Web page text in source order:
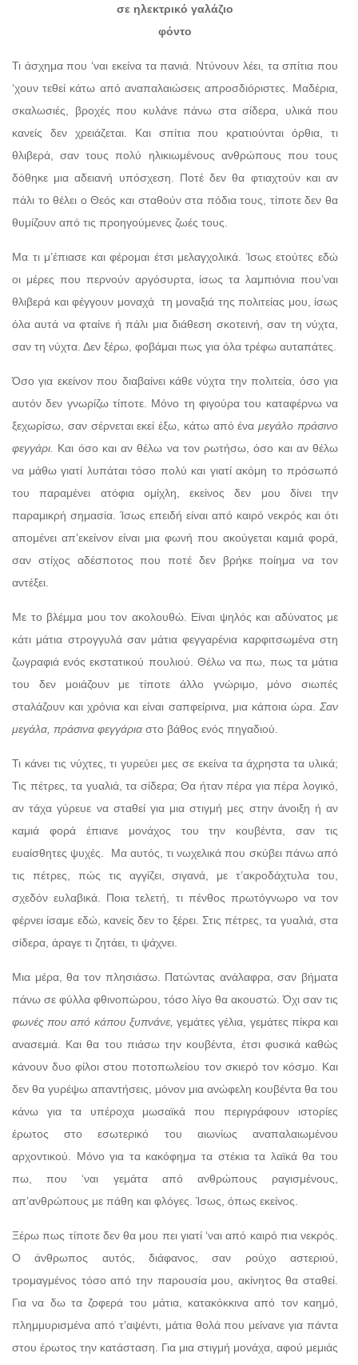
σε ηλεκτρικό γαλάζιο
φόντο
Τι άσχημα που ‘ναι εκείνα τα πανιά. Ντύνουν λέει, τα σπίτια που
‘χουν τεθεί κάτω από αναπαλαιώσεις απροσδιόριστες. Μαδέρια,
σκαλωσιές, βροχές που κυλάνε πάνω στα σίδερα, υλικά που
κανείς δεν χρειάζεται. Και σπίτια που κρατιούνται όρθια, τι
θλιβερά, σαν τους πολύ ηλικιωμένους ανθρώπους που τους
δόθηκε μια αδειανή υπόσχεση. Ποτέ δεν θα φτιαχτούν και αν
πάλι το θέλει ο Θεός και σταθούν στα πόδια τους, τίποτε δεν θα
θυμίζουν από τις προηγούμενες ζωές τους.
Μα τι μ’έπιασε και φέρομαι έτσι μελαγχολικά. Ίσως ετούτες εδώ
οι μέρες που περνούν αργόσυρτα, ίσως τα λαμπιόνια που’ναι
θλιβερά και φέγγουν μοναχά τη μοναξιά της πολιτείας μου, ίσως
όλα αυτά να φταίνε ή πάλι μια διάθεση σκοτεινή, σαν τη νύχτα,
σαν τη νύχτα. Δεν ξέρω, φοβάμαι πως για όλα τρέφω αυταπάτες.
Όσο για εκείνον που διαβαίνει κάθε νύχτα την πολιτεία, όσο για
αυτόν δεν γνωρίζω τίποτε. Μόνο τη φιγούρα του καταφέρνω να
ξεχωρίσω, σαν σέρνεται εκεί έξω, κάτω από έναμεγάλο πράσινο
φεγγάρι. Και όσο και αν θέλω να τον ρωτήσω, όσο και αν θέλω
να μάθω γιατί λυπάται τόσο πολύ και γιατί ακόμη το πρόσωπό
του παραμένει ατόφια ομίχλη, εκείνος δεν μου δίνει την
παραμικρή σημασία. Ίσως επειδή είναι από καιρό νεκρός και ότι
απομένει απ’εκείνον είναι μια φωνή που ακούγεται καμιά φορά,
σαν στίχος αδέσποτος που ποτέ δεν βρήκε ποίημα να τον
αντέξει.
Με το βλέμμα μου τον ακολουθώ. Είναι ψηλός και αδύνατος με
κάτι μάτια στρογγυλά σαν μάτια φεγγαρένια καρφιτσωμένα στη
ζωγραφιά ενός εκστατικού πουλιού. Θέλω να πω, πως τα μάτια
του δεν μοιάζουν με τίποτε άλλο γνώριμο, μόνο σιωπές
σταλάζουν και χρόνια και είναι σαπφείρινα, μια κάποια ώρα. Σαν
μεγάλα, πράσινα φεγγάρια στο βάθος ενός πηγαδιού.
Τι κάνει τις νύχτες, τι γυρεύει μες σε εκείνα τα άχρηστα τα υλικά;
Τις πέτρες, τα γυαλιά, τα σίδερα; Θα ήταν πέρα για πέρα λογικό,
αν τάχα γύρευε να σταθεί για μια στιγμή μες στην άνοιξη ή αν
καμιά φορά έπιανε μονάχος του την κουβέντα, σαν τις
ευαίσθητες ψυχές.
Μα αυτός, τι νωχελικά που σκύβει πάνω από
τις πέτρες, πώς τις αγγίζει, σιγανά, με τ’ακροδάχτυλα του,
σχεδόν ευλαβικά. Ποια τελετή, τι πένθος πρωτόγνωρο να τον
φέρνει ίσαμε εδώ, κανείς δεν το ξέρει. Στις πέτρες, τα γυαλιά, στα
σίδερα, άραγε τι ζητάει, τι ψάχνει.
Μια μέρα, θα τον πλησιάσω. Πατώντας ανάλαφρα, σαν βήματα
πάνω σε φύλλα φθινοπώρου, τόσο λίγο θα ακουστώ. Όχι σαν τις
φωνές που από κάπου ξυπνάνε, γεμάτες γέλια, γεμάτες πίκρα και
ανασεμιά. Και θα του πιάσω την κουβέντα, έτσι φυσικά καθώς
κάνουν δυο φίλοι στου ποτοπωλείου τον σκιερό τον κόσμο. Και
δεν θα γυρέψω απαντήσεις, μόνον μια ανώφελη κουβέντα θα του
κάνω για τα υπέροχα μωσαϊκά που περιγράφουν ιστορίες
έρωτος στο εσωτερικό του αιωνίως αναπαλαιωμένου
αρχοντικού. Μόνο για τα κακόφημα τα στέκια τα λαϊκά θα του
πω, που ‘ναι γεμάτα από ανθρώπους ραγισμένους,
απ’ανθρώπους με πάθη και φλόγες. Ίσως, όπως εκείνος.
Ξέρω πως τίποτε δεν θα μου πει γιατί ‘ναι από καιρό πια νεκρός.
Ο άνθρωπος αυτός, διάφανος, σαν ρούχο αστεριού,
τρομαγμένος τόσο από την παρουσία μου, ακίνητος θα σταθεί.
Για να δω τα ζοφερά του μάτια, κατακόκκινα από τον καημό,
πλημμυρισμένα από τ’αψέντι, μάτια θολά που μείνανε για πάντα
στου έρωτος την κατάσταση. Για μια στιγμή μονάχα, αφού μεμιάς